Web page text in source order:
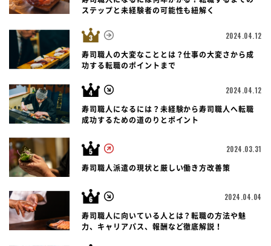
ステップと未経験者の可能性も紐解く
2024.04.12
寿司職人の大変なこととは？仕事の大変さから成
功する転職のポイントまで
2024.04.12
寿司職人になるには？未経験から寿司職人へ転職
成功するための道のりとポイント
2024.03.31
寿司職人派遣の現状と厳しい働き方改善策
2024.04.04
寿司職人に向いている人とは？転職の方法や魅
力、キャリアパス、報酬など徹底解説！